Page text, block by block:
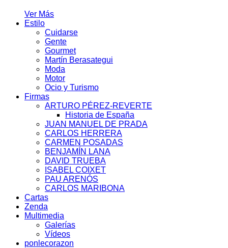
Ver Más
Estilo
Cuidarse
Gente
Gourmet
Martín Berasategui
Moda
Motor
Ocio y Turismo
Firmas
ARTURO PÉREZ-REVERTE
Historia de España
JUAN MANUEL DE PRADA
CARLOS HERRERA
CARMEN POSADAS
BENJAMÍN LANA
DAVID TRUEBA
ISABEL COIXET
PAU ARENÓS
CARLOS MARIBONA
Cartas
Zenda
Multimedia
Galerías
Vídeos
ponlecorazon